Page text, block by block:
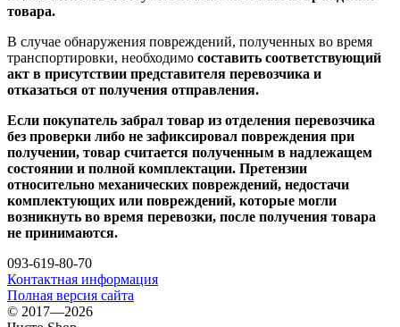
товара.
В случае обнаружения повреждений, полученных во время
транспортировки, необходимо составить соответствующий
акт в присутствии представителя перевозчика и
отказаться от получения отправления.
Если покупатель забрал товар из отделения перевозчика
без проверки либо не зафиксировал повреждения при
получении, товар считается полученным в надлежащем
состоянии и полной комплектации. Претензии
относительно механических повреждений, недостачи
комплектующих или повреждений, которые могли
возникнуть во время перевозки, после получения товара
не принимаются.
093-619-80-70
Контактная информация
Полная версия сайта
© 2017—2026